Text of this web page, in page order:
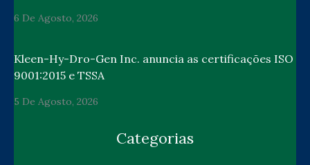
6 De Agosto, 2026
Kleen-Hy-Dro-Gen Inc. anuncia as certificações ISO
9001:2015 e TSSA
5 De Agosto, 2026
Categorias